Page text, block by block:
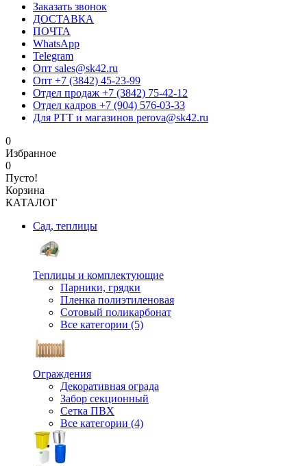
Заказать звонок
ДОСТАВКА
ПОЧТА
WhatsApp
Telegram
Опт sales@sk42.ru
Опт +7 (3842) 45-23-99
Отдел продаж +7 (3842) 75-42-12
Отдел кадров +7 (904) 576-03-33
Для РТТ и магазинов perova@sk42.ru
0
Избранное
0
Пусто!
Корзина
КАТАЛОГ
Сад, теплицы
Теплицы и комплектующие
Парники, грядки
Пленка полиэтиленовая
Сотовый поликарбонат
Все категории (5)
Ограждения
Декоративная ограда
Забор секционный
Сетка ПВХ
Все категории (4)